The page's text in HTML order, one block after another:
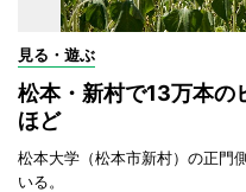
見る・遊ぶ
松本・新村で13万本
ほど
松本大学（松本市新村）の正門
いる。